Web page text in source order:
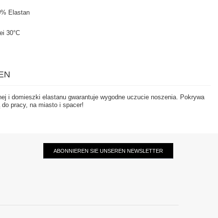
Elastan
30°C
i domieszki elastanu gwarantuje wygodne uczucie noszenia. Pokrywa
pracy, na miasto i spacer!
ABONNIEREN SIE UNSEREN NEWSLETTER